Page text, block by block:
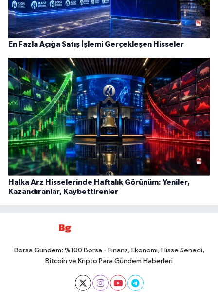
En Fazla Açığa Satış İşlemi Gerçekleşen Hisseler
Halka Arz Hisselerinde Haftalık Görünüm: Yeniler,
Kazandıranlar, Kaybettirenler
Borsa Gundem: %100 Borsa - Finans, Ekonomi, Hisse Senedi,
Bitcoin ve Kripto Para Gündem Haberleri